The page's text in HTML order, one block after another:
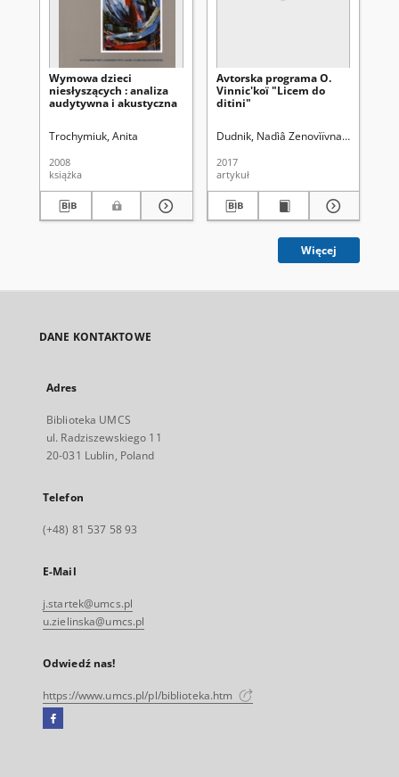
Wymowa dzieci
niesłyszących : analiza
audytywna i akustyczna
Trochymiuk, Anita
2008
książka
Avtorska programa O.
Vinnic'koï "Licem do
ditini"
Dudnik, Nadìâ Zenovìïvna (1969- )
2017
artykuł
Więcej
DANE KONTAKTOWE
Adres
Biblioteka UMCS
ul. Radziszewskiego 11
20-031 Lublin, Poland
Telefon
(+48) 81 537 58 93
E-Mail
j.startek@umcs.pl
u.zielinska@umcs.pl
Odwiedź nas!
https://www.umcs.pl/pl/biblioteka.htm
Facebook